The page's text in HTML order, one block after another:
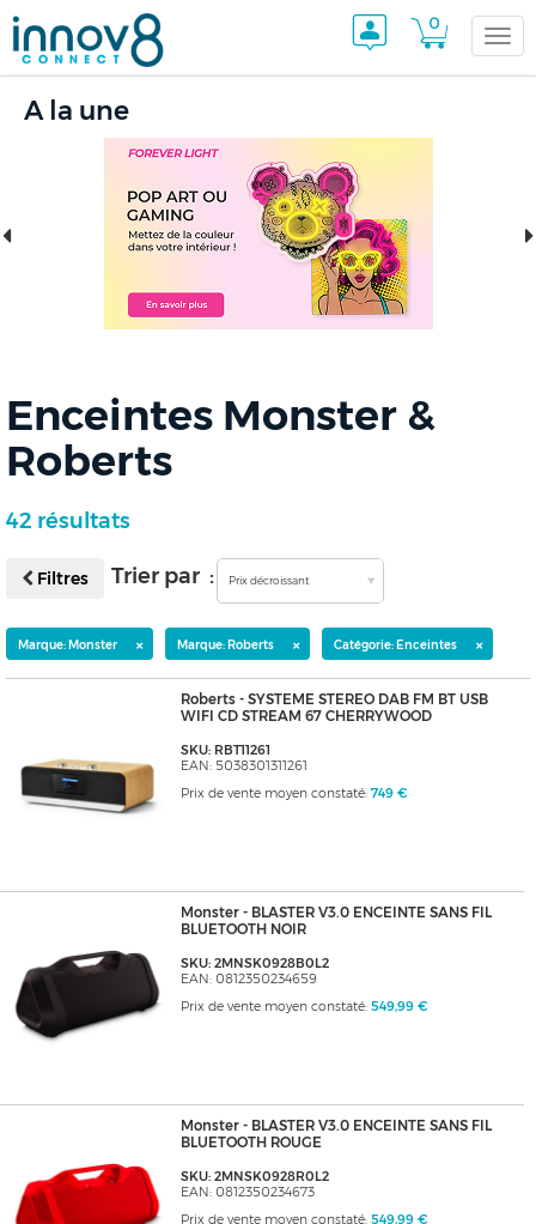
0
A la une
Enceintes Monster &
Roberts
42 résultats
Filtres Trier par : Prix décroissant
Marque: Monster × Marque: Roberts × Catégorie: Enceintes ×
Roberts - SYSTEME STEREO DAB FM BT USB
WIFI CD STREAM 67 CHERRYWOOD
SKU: RBT11261
EAN: 5038301311261
Prix de vente moyen constaté: 749 €
Monster - BLASTER V3.0 ENCEINTE SANS FIL
BLUETOOTH NOIR
SKU: 2MNSK0928B0L2
EAN: 0812350234659
Prix de vente moyen constaté: 549,99 €
Monster - BLASTER V3.0 ENCEINTE SANS FIL
BLUETOOTH ROUGE
SKU: 2MNSK0928R0L2
EAN: 0812350234673
Prix de vente moyen constaté: 549,99 €